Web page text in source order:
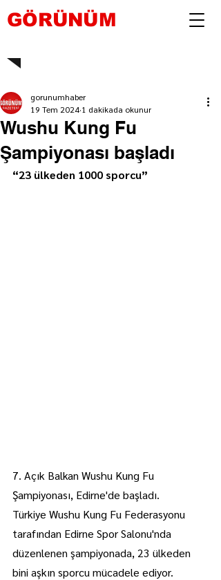
GÖRÜNÜM
Wushu Kung Fu
Şampiyonası başladı
gorunumhaber
19 Tem 2024 1 dakikada okunur
“23 ülkeden 1000 sporcu”
7. Açık Balkan Wushu Kung Fu
Şampiyonası, Edirne'de başladı.
Türkiye Wushu Kung Fu Federasyonu
tarafından Edirne Spor Salonu'nda
düzenlenen şampiyonada, 23 ülkeden
bini aşkın sporcu mücadele ediyor.